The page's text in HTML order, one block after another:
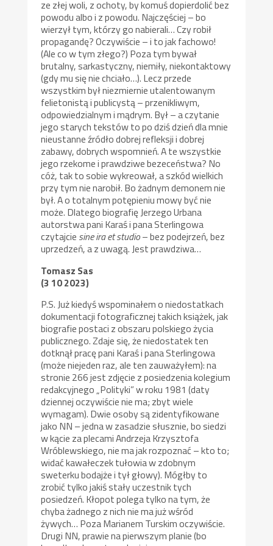
ze złej woli, z ochoty, by komuś dopierdolić bez
powodu albo i z powodu. Najczęściej – bo
wierzył tym, którzy go nabierali… Czy robił
propagandę? Oczywiście – i to jak fachowo!
(Ale co w tym złego?) Poza tym bywał
brutalny, sarkastyczny, niemiły, niekontaktowy
(gdy mu się nie chciało…). Lecz przede
wszystkim był niezmiernie utalentowanym
felietonistą i publicystą – przenikliwym,
odpowiedzialnym i mądrym. Był – a czytanie
jego starych tekstów to po dziś dzień dla mnie
nieustanne źródło dobrej refleksji i dobrej
zabawy, dobrych wspomnień. A te wszystkie
jego rzekome i prawdziwe bezeceństwa? No
cóż, tak to sobie wykreował, a szkód wielkich
przy tym nie narobił. Bo żadnym demonem nie
był. A o totalnym potępieniu mowy być nie
może. Dlatego biografię Jerzego Urbana
autorstwa pani Karaś i pana Sterlingowa
czytajcie sine ira et studio– bez podejrzeń, bez
uprzedzeń, a z uwagą. Jest prawdziwa…
Tomasz Sas
(3 10 2023)
P.S. Już kiedyś wspominałem o niedostatkach
dokumentacji fotograficznej takich książek, jak
biografie postaci z obszaru polskiego życia
publicznego. Zdaje się, że niedostatek ten
dotknął pracę pani Karaś i pana Sterlingowa
(może niejeden raz, ale ten zauważyłem): na
stronie 266 jest zdjęcie z posiedzenia kolegium
redakcyjnego „Polityki” w roku 1981 (daty
dziennej oczywiście nie ma; zbyt wiele
wymagam). Dwie osoby są zidentyfikowane
jako NN – jedna w zasadzie słusznie, bo siedzi
w kącie za plecami Andrzeja Krzysztofa
Wróblewskiego, nie ma jak rozpoznać – kto to;
widać kawałeczek tułowia w zdobnym
sweterku bodajże i tył głowy). Mógłby to
zrobić tylko jakiś stały uczestnik tych
posiedzeń. Kłopot polega tylko na tym, że
chyba żadnego z nich nie ma już wśród
żywych… Poza Marianem Turskim oczywiście.
Drugi NN, prawie na pierwszym planie (bo